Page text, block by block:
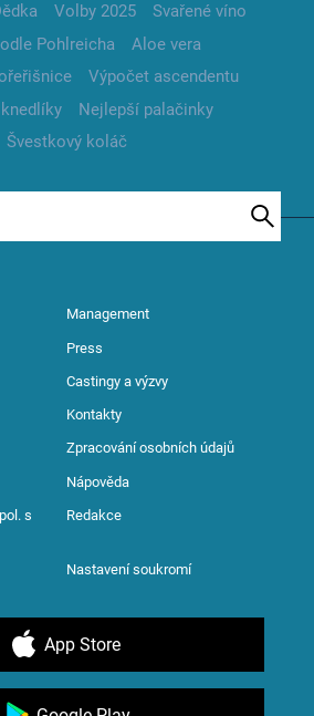
Volby 2025
Svařené víno
Pohlreicha
Aloe vera
Výpočet ascendentu
Nejlepší palačinky
Švestkový koláč
Management
Press
Castingy a výzvy
Kontakty
Zpracování osobních údajů
Nápověda
s
Redakce
Nastavení soukromí
App Store